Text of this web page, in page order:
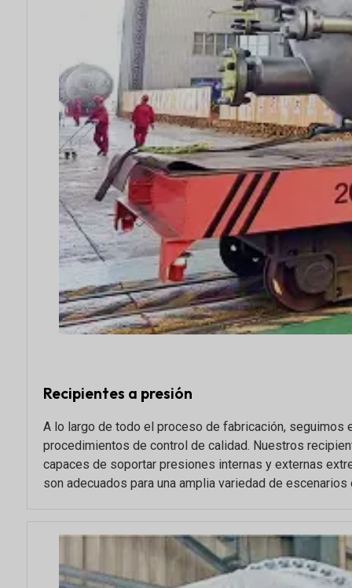
Recipientes a presión
A lo largo de todo el proceso de fabricación, seguimos
procedimientos de control de calidad. Nuestros
capaces de soportar presiones internas y externas
son adecuados para una amplia variedad de escenarios